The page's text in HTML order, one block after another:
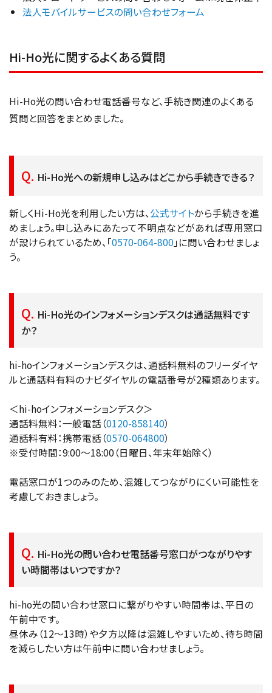
法人モバイルサービスの問い合わせフォーム
Hi-Ho光に関するよくある質問
Hi-Ho光の問い合わせ電話番号など、手続き関連のよくある
質問と回答をまとめました。
Hi-Ho光への新規申し込みはどこから手続きできる？
新しくHi-Ho光を利用したい方は、公式サイトから手続きを進
めましょう。申し込みにあたって不明点などがあれば専用窓口
が設けられているため、「0570-064-800 」に問い合わせましょ
う。
Hi-Ho光のインフォメーションデスクは通話無料です
か？
hi-hoインフォメーションデスクは、通話料無料のフリーダイヤ
ルと通話料有料のナビダイヤルの電話番号が2種類あります。
＜hi-hoインフォメーションデスク＞
通話料無料：一般電話（0120-858140）
通話料有料：携帯電話（0570-064800）
※受付時間：9:00～18:00（日曜日、年末年始除く）
電話窓口が1つのみのため、混雑してつながりにくい可能性を
考慮しておきましょう。
Hi-Ho光の問い合わせ電話番号窓口がつながりやす
い時間帯はいつですか？
hi-ho光の問い合わせ窓口に繋がりやすい時間帯は、平日の
午前中です。
昼休み（12〜13時）や夕方以降は混雑しやすいため、待ち時間
を減らしたい方は午前中に問い合わせましょう。